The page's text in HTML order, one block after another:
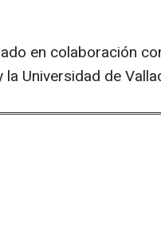
en colaboración
Universidad de